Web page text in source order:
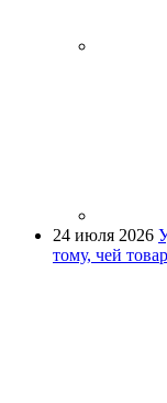
24 июля 2026
тому, чей